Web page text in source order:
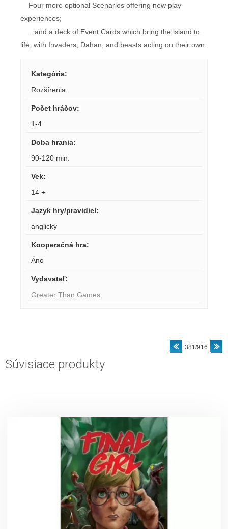
Four more optional Scenarios offering new play
experiences;
...and a deck of Event Cards which bring the island to
life, with Invaders, Dahan, and beasts acting on their own
Kategória:
Rozšírenia
Počet hráčov:
1-4
Doba hrania:
90-120 min.
Vek:
14 +
Jazyk hry/pravidiel:
anglický
Kooperačná hra:
Áno
Vydavateľ:
Greater Than Games
381/916
Súvisiace produkty